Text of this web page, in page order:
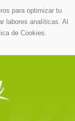
para optimizar tu
labores analíticas. Al
de Cookies.